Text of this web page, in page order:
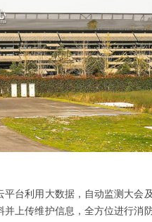
台利用大数据，自动监测大会
上传维护信息，全方位进行消